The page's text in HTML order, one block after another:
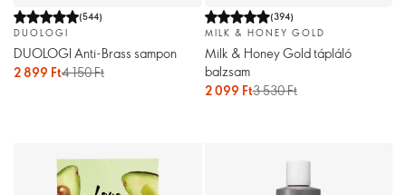
(544)
DUOLOGI
DUOLOGI Anti-Brass sampon
2 899 Ft4 150 Ft
(394)
MILK & HONEY GOLD
Milk & Honey Gold tápláló
balzsam
2 099 Ft3 530 Ft